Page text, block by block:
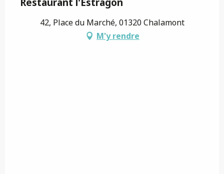
42, Place du Marché, 01320 Chalamont
M'y rendre